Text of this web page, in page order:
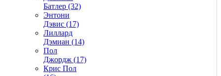
Батлер (32)
Энтони
Дэвис (17)
Лиллард
Дэмиан (14)
Пол
Джордж (17)
Крис Пол